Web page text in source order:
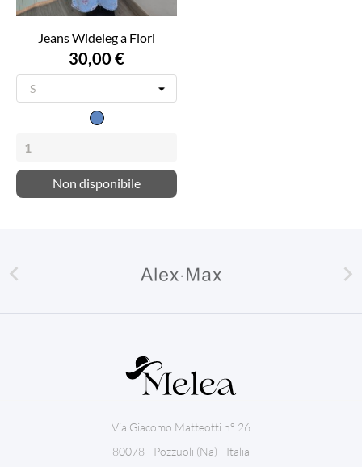
Jeans Wideleg a Fiori
30,00 €
Denim
Non disponibile
 
Via Giacomo Matteotti n° 26
80078 - Pozzuoli (Na) - Italia